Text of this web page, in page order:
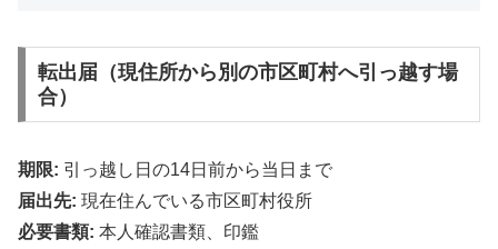
転出届（現住所から別の市区町村へ引っ越す場
合）
期限: 引っ越し日の14日前から当日まで
届出先: 現在住んでいる市区町村役所
必要書類: 本人確認書類、印鑑